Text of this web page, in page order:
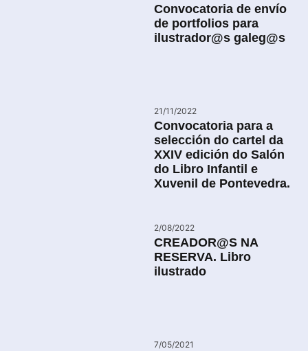
Convocatoria de envío
de portfolios para
ilustrador@s galeg@s
21/11/2022
Convocatoria para a
selección do cartel da
XXIV edición do Salón
do Libro Infantil e
Xuvenil de Pontevedra.
2/08/2022
CREADOR@S NA
RESERVA. Libro
ilustrado
7/05/2021